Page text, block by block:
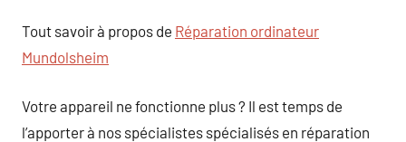
Tout savoir à propos de Réparation ordinateur
Mundolsheim
Votre appareil ne fonctionne plus ? Il est temps de
l’apporter à nos spécialistes spécialisés en réparation